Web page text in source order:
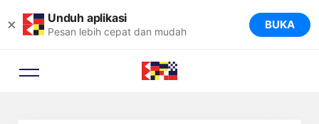
× Unduh aplikasi
Pesan lebih cepat dan mudah BUKA